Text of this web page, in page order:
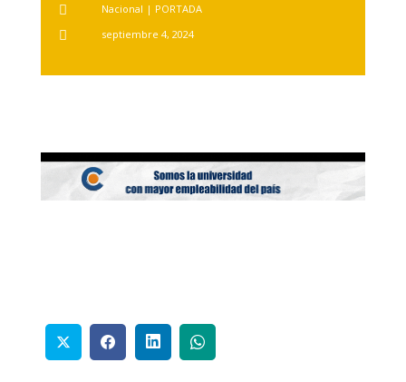
 Nacional | PORTADA
 septiembre 4, 2024